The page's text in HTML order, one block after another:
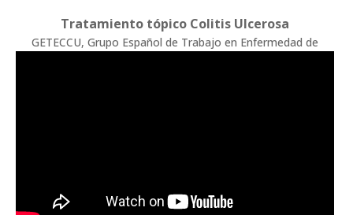
Tratamiento tópico Colitis Ulcerosa
GETECCU, Grupo Español de Trabajo en Enfermedad de